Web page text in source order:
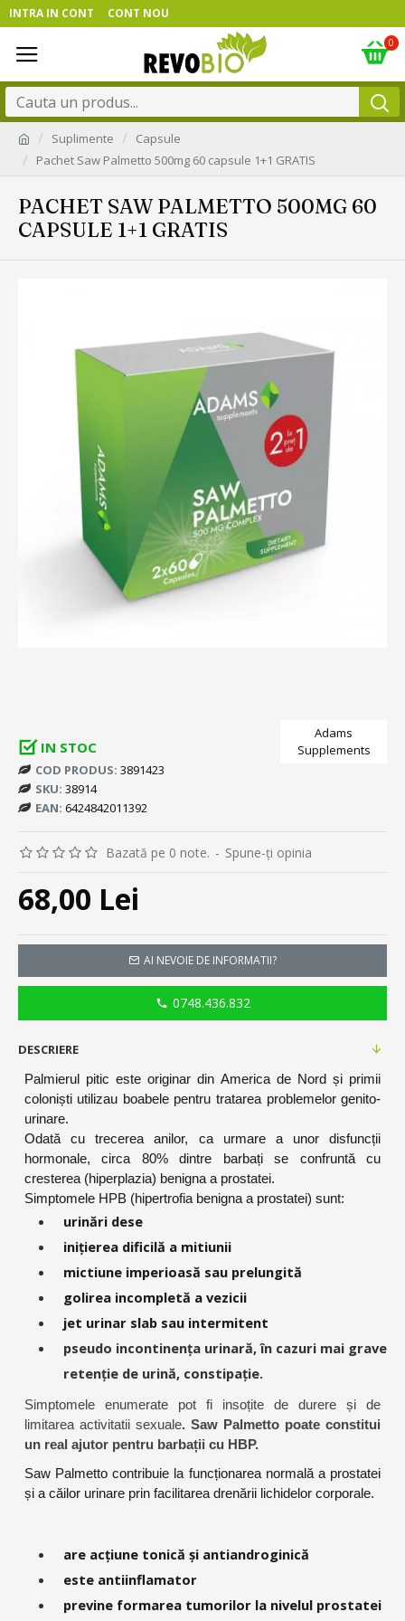
INTRA IN CONT CONT NOU
0
Suplimente
Capsule
Pachet Saw Palmetto 500mg 60 capsule 1+1 GRATIS
PACHET SAW PALMETTO 500MG 60
CAPSULE 1+1 GRATIS
IN STOC
COD PRODUS: 3891423
SKU: 38914
EAN: 6424842011392
Adams
Supplements
Bazată pe 0 note. - Spune-ţi opinia
68,00 Lei
AI NEVOIE DE INFORMATII?
0748.436.832
DESCRIERE
Palmierul pitic este originar din America de Nord și primii
coloniști utilizau boabele pentru tratarea problemelor genito-
urinare.
Odată cu trecerea anilor, ca urmare a unor disfuncții
hormonale, circa 80% dintre barbați se confruntă cu
cresterea (hiperplazia) benigna a prostatei.
Simptomele HPB (hipertrofia benigna a prostatei) sunt:
urinări dese
inițierea dificilă a mitiunii
mictiune imperioasă sau prelungită
golirea incompletă a vezicii
jet urinar slab sau intermitent
pseudo incontinența urinară, în cazuri mai grave
retenție de urină, constipație.
Simptomele enumerate pot fi insoțite de durere și de
limitarea activitatii sexuale. Saw Palmetto poate constitui
un real ajutor pentru barbații cu HBP.
Saw Palmetto contribuie la funcționarea normală a prostatei
și a căilor urinare prin facilitarea drenării lichidelor corporale.
are acțiune tonică și antiandroginică
este antiinflamator
previne formarea tumorilor la nivelul prostatei